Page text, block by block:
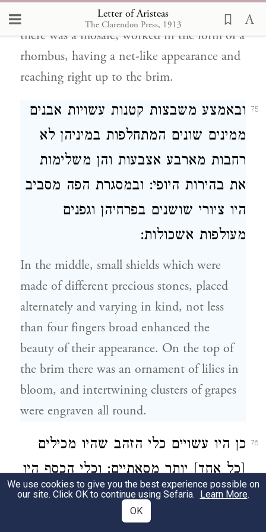
Letter of Aristeas
The Clarendon Press, 1913
great artistic effort and beauty. Upon this
there was a mosaic, worked in the form of a
rhombus, having a net-like appearance and
reaching right up to the brim.
75
ובאמצע משבצות קטנות עשויות אבנים
ממינים שונים המתחלפות במיניהן לא
רחבות מארבע אצבעות והן משלימות
את בהירות היופי: ובמסגרת הפה מסביב
היו ציורי שושנים בפרחיהן וגפנים
מעולפות אשכולות:
In the middle, small shields which were
made of different precious stones, placed
alternately and varying in kind, not less
than four fingers broad enhanced the
beauty of their appearance. On the top of
the brim there was an ornament of lilies in
bloom, and intertwining clusters of grapes
were engraven all round.
76
כן היו עשויים כלי הזהב שהיו מכילים
[כל אחד] יותר מסָאתָיִים: וכלי הכסף היו
חלקים כעין מראה ונפלא היה כי כל
אשר היה קָרֵב אליהם היה משתקף בהם
We use cookies to give you the best experience possible on
our site. Click OK to continue using Sefaria. Learn More.
OK